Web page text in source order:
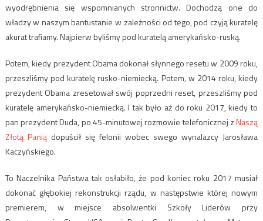
wyodrębnienia się wspomnianych stronnictw. Dochodzą one do
władzy w naszym bantustanie w zależności od tego, pod czyją kuratelę
akurat trafiamy. Najpierw byliśmy pod kuratelą amerykańsko-ruską.
Potem, kiedy prezydent Obama dokonał słynnego resetu w 2009 roku,
przeszliśmy pod kuratelę rusko-niemiecką. Potem, w 2014 roku, kiedy
prezydent Obama zresetował swój poprzedni reset, przeszliśmy pod
kuratelę amerykańsko-niemiecką. I tak było aż do roku 2017, kiedy to
pan prezydent Duda, po 45-minutowej rozmowie telefonicznej zNaszą
Złotą Paniądopuścił się felonii wobec swego wynalazcy Jarosława
Kaczyńskiego.
To Naczelnika Państwa tak osłabiło, że pod koniec roku 2017 musiał
dokonać głębokiej rekonstrukcji rządu, w następstwie której nowym
premierem, w miejsce absolwentki Szkoły Liderów przy